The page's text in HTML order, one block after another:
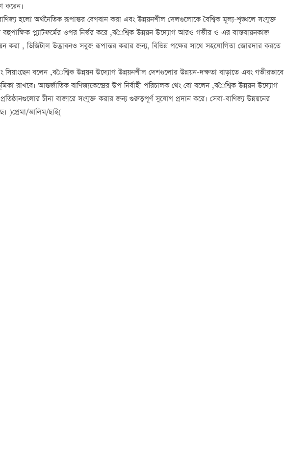
করেন।
হলো অর্থনৈতিক রূপান্তর বেগবান করা এবং উন্নয়নশীল দেলগুলোকে বৈশ্বিক মূল্য-শৃঙ্খলে সংযুক্ত
প্ল্যাটফর্মের ওপর নির্ভর করে,বৈশ্বিক উন্নয়ন উদ্যোগ আরও গভীর ও এর বাস্তবায়নকাজ
করা , ডিজিটাল উদ্ভাবনও সবুজ রূপান্তর করার জন্য, বিভিন্ন পক্ষের সাথে সহযোগিতা জোরদার করতে
সিয়াংছেন বলেন,বৈশ্বিক উন্নয়ন উদ্যোগ উন্নয়নশীল দেশগুলোর উন্নয়ন-দক্ষতা বাড়াতে এবং গভীরভাবে
রাখবে। আন্তর্জাতিক বাণিজ্যকেন্দ্রের উপ নির্বাহী পরিচালক থেং বো বলেন,বৈশ্বিক উন্নয়ন উদ্যোগ
চীনা বাজারে সংযুক্ত করার জন্য গুরুত্বপূর্ণ সুযোগ প্রদান করে। সেবা-বাণিজ্য উন্নয়নের
(প্রেমা/আলিম/ছাই)